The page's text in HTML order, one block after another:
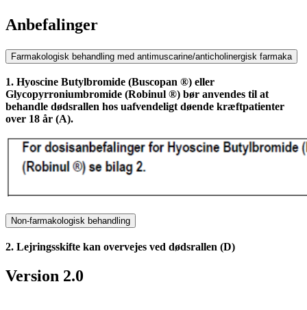
Anbefalinger
Farmakologisk behandling med antimuscarine/anticholinergisk farmaka
1. Hyoscine Butylbromide (Buscopan ®) eller
Glycopyrroniumbromide (Robinul ®) bør anvendes til at
behandle dødsrallen hos uafvendeligt døende kræftpatienter
over 18 år (A).
Non-farmakologisk behandling
2. Lejringsskifte kan overvejes ved dødsrallen (D)
Version 2.0